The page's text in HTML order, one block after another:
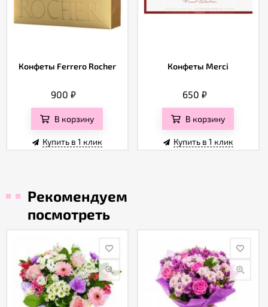
Конфеты Ferrero Rocher
900₽
В корзину
Купить в 1 клик
Конфеты Merci
650 ₽
В корзину
Купить в 1 клик
Рекомендуем
посмотреть